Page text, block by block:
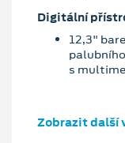
Digitální
12,3"
s
Zobrazit další